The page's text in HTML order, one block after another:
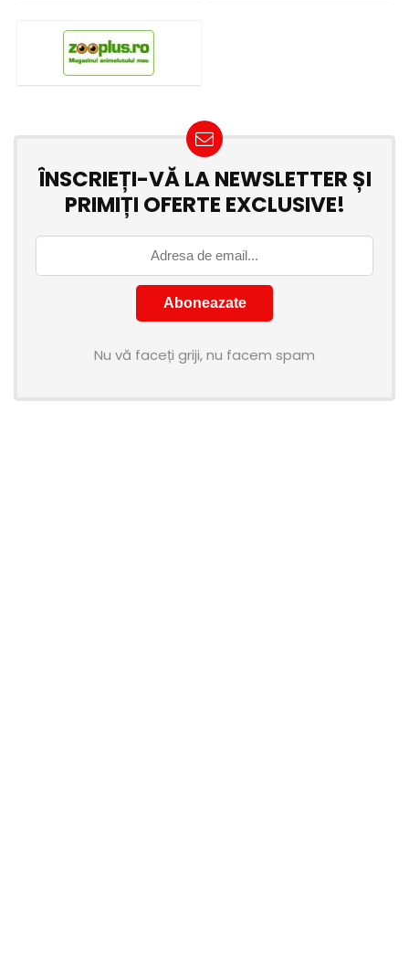
ÎNSCRIEȚI-VĂ LA NEWSLETTER ȘI
PRIMIȚI OFERTE EXCLUSIVE!
Nu vă faceți griji, nu facem spam